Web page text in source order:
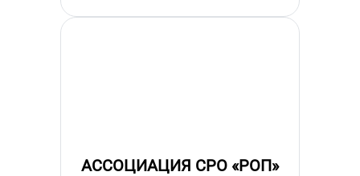
АССОЦИАЦИЯ СРО «РОП»